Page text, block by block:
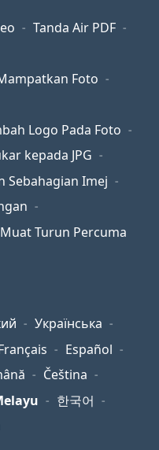
Tanda Air PDF
Foto
Logo Pada Foto
kepada JPG
Sebahagian Imej
Muat Turun Percuma
Українська
Español
Čeština
한국어